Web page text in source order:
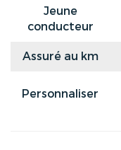
Jeune
conducteur
Assuré au km
Personnaliser